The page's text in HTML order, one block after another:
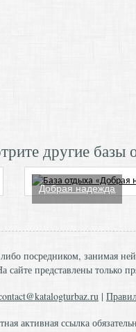
другие базы
Добрая надежда
посредником, занимая
сайте представлены только
|
активная ссылка